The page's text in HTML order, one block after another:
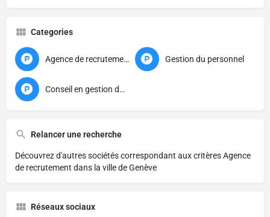
Categories
Agence de recrutement Gestion du personnel
Conseil en gestion du personnel
Relancer une recherche
Découvrez d'autres sociétés correspondant aux critèresAgence
de recrutement dans la ville de Genève
Réseaux sociaux